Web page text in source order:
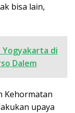
bisa lain,
Yogyakarta di
Dalem
Kehormatan
upaya